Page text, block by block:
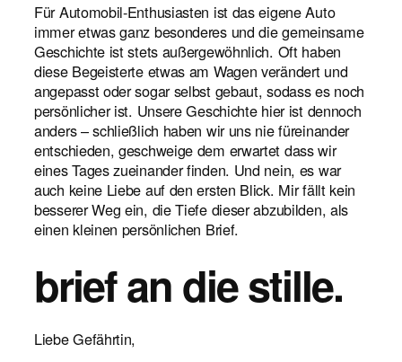
Für Automobil-Enthusiasten ist das eigene Auto
immer etwas ganz besonderes und die gemeinsame
Geschichte ist stets außergewöhnlich. Oft haben
diese Begeisterte etwas am Wagen verändert und
angepasst oder sogar selbst gebaut, sodass es noch
persönlicher ist. Unsere Geschichte hier ist dennoch
anders – schließlich haben wir uns nie füreinander
entschieden, geschweige dem erwartet dass wir
eines Tages zueinander finden. Und nein, es war
auch keine Liebe auf den ersten Blick. Mir fällt kein
besserer Weg ein, die Tiefe dieser abzubilden, als
einen kleinen persönlichen Brief.
brief an die stille.
Liebe Gefährtin,